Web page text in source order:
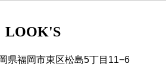
LOOK'S
県福岡市東区松島5丁目11−6